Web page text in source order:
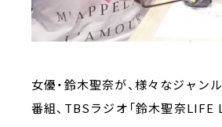
女優・鈴木聖奈が、様々なジャ
番組、TBSラジオ「鈴木聖奈